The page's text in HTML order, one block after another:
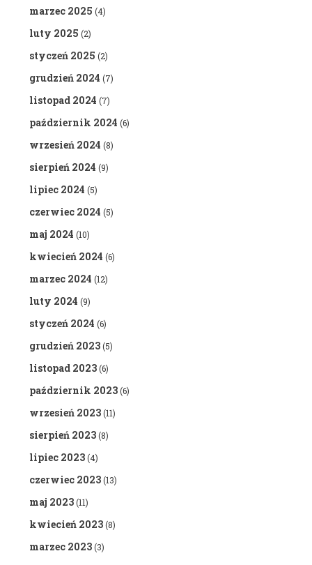
marzec 2025 (4)
luty 2025 (2)
styczeń 2025 (2)
grudzień 2024 (7)
listopad 2024 (7)
październik 2024 (6)
wrzesień 2024 (8)
sierpień 2024 (9)
lipiec 2024 (5)
czerwiec 2024 (5)
maj 2024 (10)
kwiecień 2024 (6)
marzec 2024 (12)
luty 2024 (9)
styczeń 2024 (6)
grudzień 2023(5)
listopad 2023(6)
październik 2023(6)
wrzesień 2023(11)
sierpień 2023(8)
lipiec 2023(4)
czerwiec 2023(13)
maj 2023(11)
kwiecień 2023(8)
marzec 2023(3)